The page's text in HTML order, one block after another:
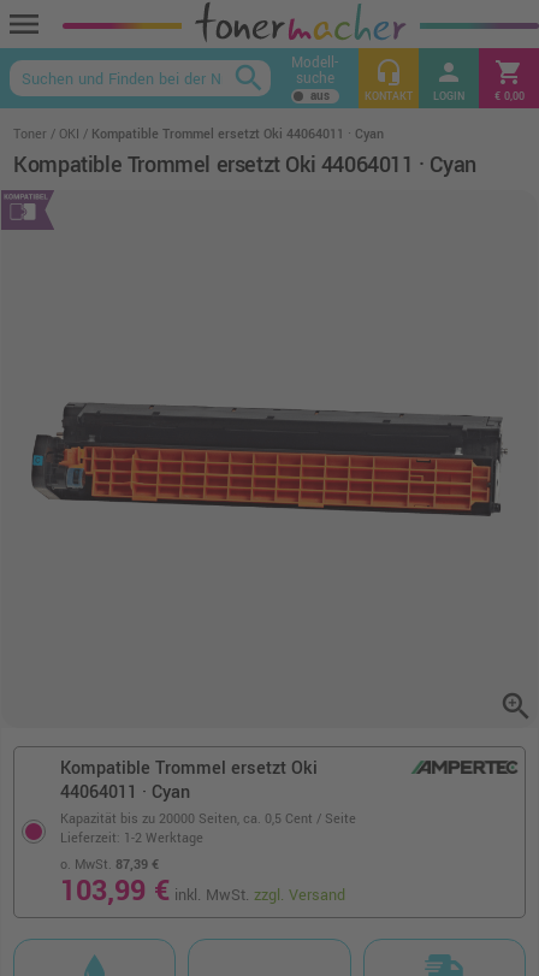
menu
keyboard_arrow_up
search Modell-
suche headset_mic
KONTAKT
person
LOGIN
shopping_cart
€ 0,00
Toner OKI Kompatible Trommel ersetzt Oki 44064011 · Cyan
Kompatible Trommel ersetzt Oki 44064011 · Cyan
zoom_in
Kompatible Trommel ersetzt Oki
44064011 · Cyan
Kapazität bis zu 20000 Seiten, ca. 0,5 Cent / Seite
o. MwSt. 87,39 €
103,99 € inkl. MwSt.zzgl. Versand
Lieferzeit: 1-2 Werktage